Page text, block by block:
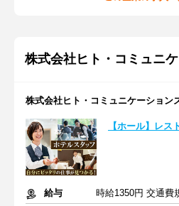
株式会社ヒト・コミュニ
株式会社ヒト・コミュニケーション
【ホール】レス
給与
時給1350円 交通費